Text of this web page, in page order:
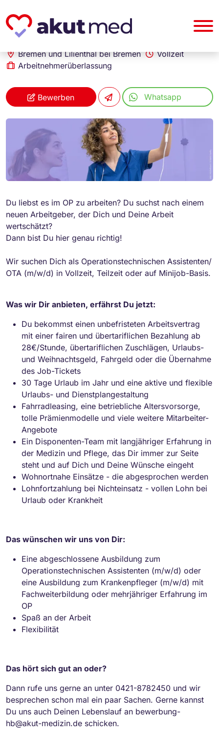
akut... Medizinische Personallogistik GmbH
Operationstechnischer Assistent (m/w/d)
Bremen und Lilienthal bei Bremen
Vollzeit
Arbeitnehmerüberlassung
Bewerben Whatsapp
Du liebst es im OP zu arbeiten? Du suchst nach einem
neuen Arbeitgeber, der Dich und Deine Arbeit
wertschätzt?
Dann bist Du hier genau richtig!
Wir suchen Dich als Operationstechnischen Assistenten/
OTA (m/w/d) in Vollzeit, Teilzeit oder auf Minijob-Basis.
Was wir Dir anbieten, erfährst Du jetzt:
Du bekommst einen unbefristeten Arbeitsvertrag
mit einer fairen und übertariflichen Bezahlung ab
28€/Stunde, übertariflichen Zuschlägen, Urlaubs-
und Weihnachtsgeld, Fahrgeld oder die Übernahme
des Job-Tickets
30 Tage Urlaub im Jahr und eine aktive und flexible
Urlaubs- und Dienstplangestaltung
Fahrradleasing, eine betriebliche Altersvorsorge,
tolle Prämienmodelle und viele weitere Mitarbeiter-
Angebote
Ein Disponenten-Team mit langjähriger Erfahrung in
der Medizin und Pflege, das Dir immer zur Seite
steht und auf Dich und Deine Wünsche eingeht
Wohnortnahe Einsätze - die abgesprochen werden
Lohnfortzahlung bei Nichteinsatz - vollen Lohn bei
Urlaub oder Krankheit
Das wünschen wir uns von Dir:
Eine abgeschlossene Ausbildung zum
Operationstechnischen Assistenten (m/w/d) oder
eine Ausbildung zum Krankenpfleger (m/w/d) mit
Fachweiterbildung oder mehrjähriger Erfahrung im
OP
Spaß an der Arbeit
Flexibilität
Das hört sich gut an oder?
Dann rufe uns gerne an unter 0421-8782450 und wir
besprechen schon mal ein paar Sachen. Gerne kannst
Du uns auch Deinen Lebenslauf an bewerbung-
hb@akut-medizin.de schicken.